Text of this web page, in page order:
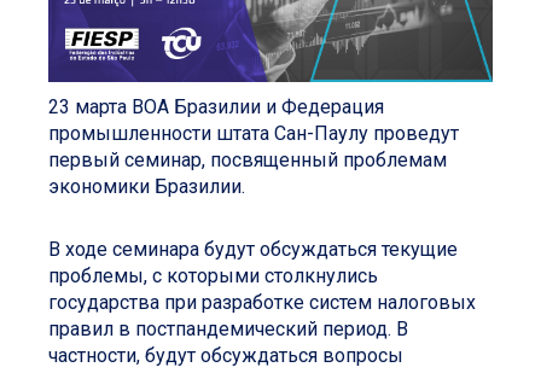
23 марта ВОА Бразилии и Федерация
промышленности штата Сан-Паулу проведут
первый семинар, посвященный проблемам
экономики Бразилии.
В ходе семинара будут обсуждаться текущие
проблемы, с которыми столкнулись
государства при разработке систем налоговых
правил в постпандемический период. В
частности, будут обсуждаться вопросы